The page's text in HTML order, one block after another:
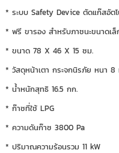
* ระบบ Safety Device ตัดแก๊สอัตโ
* ฟรี ขารอง สำหรับภาชนะขนาดเล็
* ขนาด 78 X 46 X 15 ซม.
* วัสดุหน้าเตา กระจกนิรภัย หนา 8
* น้ำหนักสุทธิ 16.5 กก.
* ก๊าซที่ใช้ LPG
* ความดันก๊าซ 3800 Pa
* ปริมาณความร้อนรวม 11 kW